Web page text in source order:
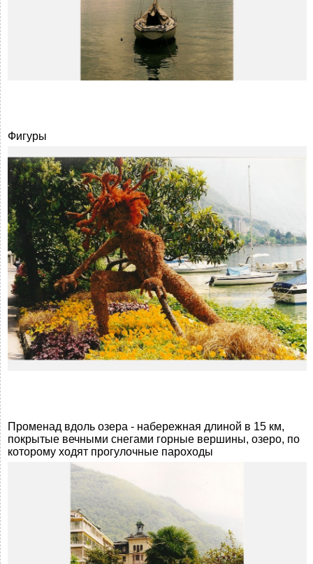
Фигуры
Променад вдоль озера - набережная длиной в 15 км,
покрытые вечными снегами горные вершины, озеро, по
которому ходят прогулочные пароходы